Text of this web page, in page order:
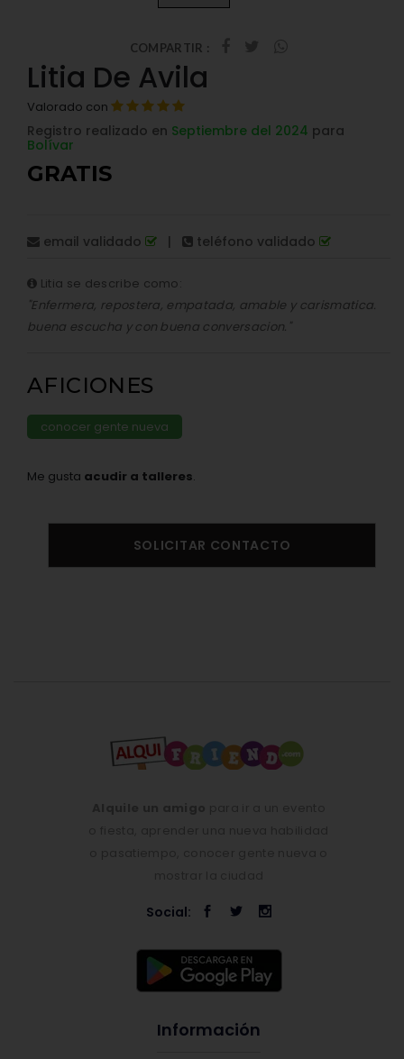
COMPARTIR :
Litia De Avila
Valorado con
Registro realizado en Septiembre del 2024 para
Bolívar
GRATIS
email validado | teléfono validado
Litia se describe como:
"Enfermera, repostera, empatada, amable y carismatica.
buena escucha y con buena conversacion."
AFICIONES
conocer gente nueva
Me gusta acudir a talleres.
SOLICITAR CONTACTO
Social:
Información